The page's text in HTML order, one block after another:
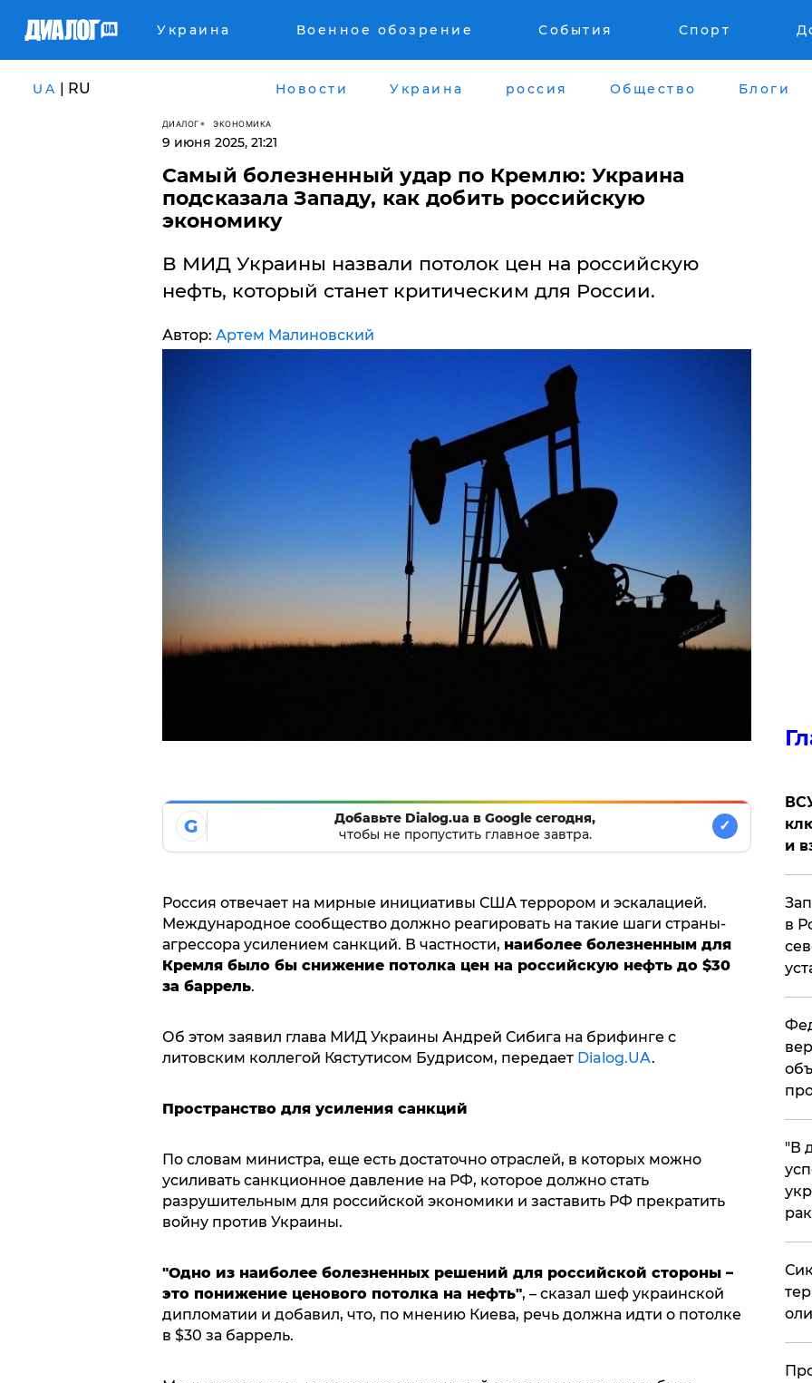
Украина Военное обозрение События Спорт
UA | RU Новости Украина россия Общество Блоги
ДИАЛОГ ЭКОНОМИКА
9 июня 2025, 21:21
Самый болезненный удар по Кремлю: Украина
подсказала Западу, как добить российскую
экономику
В МИД Украины назвали потолок цен на российскую
нефть, который станет критическим для России.
Автор: Артем Малиновский
G
Добавьте Dialog.ua в Google сегодня,
чтобы не пропустить главное завтра.
✓
Россия отвечает на мирные инициативы США террором и эскалацией.
Международное сообщество должно реагировать на такие шаги страны-
агрессора усилением санкций. В частности, наиболее болезненным для
Кремля было бы снижение потолка цен на российскую нефть до $30
за баррель.
Об этом заявил глава МИД Украины Андрей Сибига на брифинге с
литовским коллегой Кястутисом Будрисом, передает Dialog.UA.
Пространство для усиления санкций
По словам министра, еще есть достаточно отраслей, в которых можно
усиливать санкционное давление на РФ, которое должно стать
разрушительным для российской экономики и заставить РФ прекратить
войну против Украины.
"Одно из наиболее болезненных решений для российской стороны –
это понижение ценового потолка на нефть", – сказал шеф украинской
дипломатии и добавил, что, по мнению Киева, речь должна идти о потолке
в $30 за баррель.
и
в
​"В